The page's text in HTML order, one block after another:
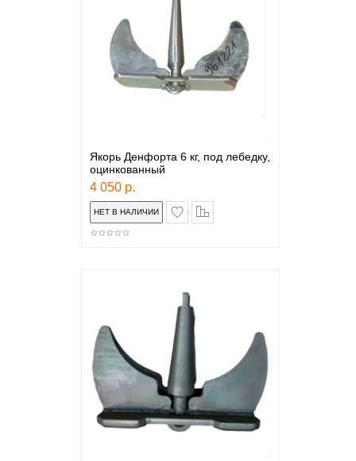
Якорь Денфорта 6 кг, под лебедку,
оцинкованный
4 050 р.
в закладки